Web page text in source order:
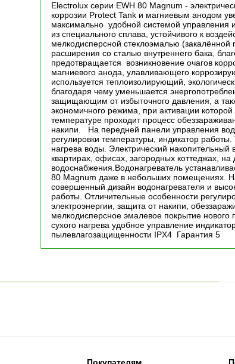
Electrolux серии EWH 80 Magnum -
коррозии Protect Tank и магниевым анодом
максимально удобной системой управления
из специального сплава, устойчивого к
мелкодисперсной стеклоэмалью
расширения со сталью внутреннего бака,
предотвращается возникновение очагов
магниевого анода, улавливающего
используется теплоизолирующий,
благодаря чему уменьшается
защищающим от избыточного давления, а
экономичного режима, при активации
температуре проходит процесс
накипи. На передней панели управления
регулировки температуры, индикатор
нагрева воды. Электрический накопительный
квартирах, офисах, загородных коттеджах,
водоснабжения.Водонагреватель
80 Magnum даже в небольших помещениях.
совершенный дизайн водонагревателя и
работы. Отличительные особенности
электроэнергии, защита от накипи,
мелкодисперсное эмалевое покрытие
сухого нагрева удобное управление
пылевлагозащищенности IPX4 Гарантия 5